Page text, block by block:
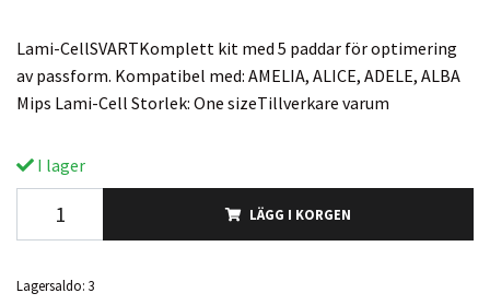
Lami-CellSVARTKomplett kit med 5 paddar för optimering
av passform. Kompatibel med: AMELIA, ALICE, ADELE, ALBA
Mips Lami-Cell Storlek: One sizeTillverkare varum
I lager
LÄGG I KORGEN
Lagersaldo: 3